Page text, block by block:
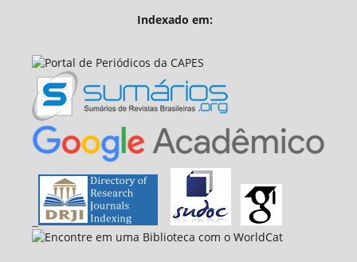
Indexado em: